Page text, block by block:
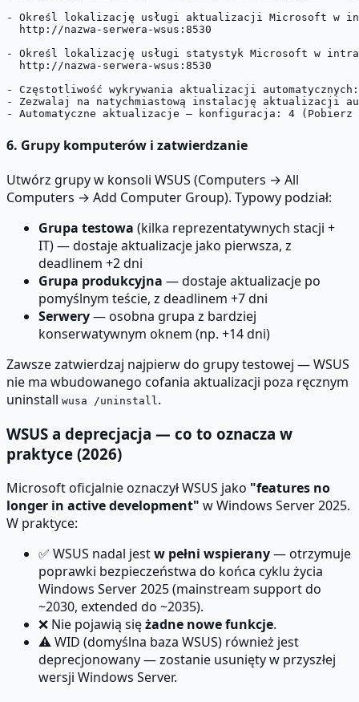
- Określ lokalizację usługi aktualizacji Microsoft w
  http://nazwa-serwera-wsus:8530
- Określ lokalizację usługi statystyk Microsoft w
  http://nazwa-serwera-wsus:8530
- Częstotliwość wykrywania aktualizacji
- Zezwalaj na natychmiastową instalację aktualizacji
6. Grupy komputerów i zatwierdzanie
Utwórz grupy w konsoli WSUS (Computers → All
Computers → Add Computer Group). Typowy podział:
Grupa testowa (kilka reprezentatywnych stacji +
IT) — dostaje aktualizacje jako pierwsza, z
deadlinem +2 dni
Grupa produkcyjna — dostaje aktualizacje po
pomyślnym teście, z deadlinem +7 dni
Serwery— osobna grupa z bardziej
konserwatywnym oknem (np. +14 dni)
Zawsze zatwierdzaj najpierw do grupy testowej — WSUS
nie ma wbudowanego cofania aktualizacji poza ręcznym
uninstall wusa /uninstall.
WSUS a deprecjacja — co to oznacza w
praktyce (2026)
Microsoft oficjalnie oznaczył WSUS jako "features no
longer in active development" w Windows Server 2025.
W praktyce:
✅ WSUS nadal jestw pełni wspierany— otrzymuje
poprawki bezpieczeństwa do końca cyklu życia
Windows Server 2025 (mainstream support do
~2030, extended do ~2035).
❌ Nie pojawią siężadne nowe funkcje.
⚠️ WID (domyślna baza WSUS) również jest
deprecjonowany — zostanie usunięty w przyszłej
wersji Windows Server.